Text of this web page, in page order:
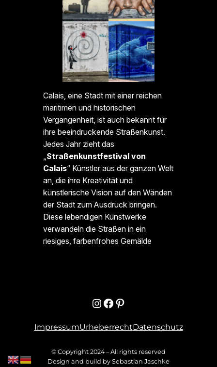
Calais, eine Stadt mit einer reichen
maritimen und historischen
Vergangenheit, ist auch bekannt für
ihre beeindruckende Straßenkunst.
Jedes Jahr zieht das
„Straßenkunstfestival von
Calais“ Künstler aus der ganzen Welt
an, die ihre Kreativität und
künstlerische Vision auf den Wänden
der Stadt zum Ausdruck bringen.
Diese lebendigen Kunstwerke
verwandeln die Straßen in ein
riesiges, farbenfrohes Gemälde
Instagram
Facebook
Pinterest
ImpressumUrheberrechtDatenschutz
© Copyright 2024 – All rights reserved
Design and build by Sebastian Jaschke